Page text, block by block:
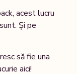
acest lucru
Și pe
să fie una
aici!